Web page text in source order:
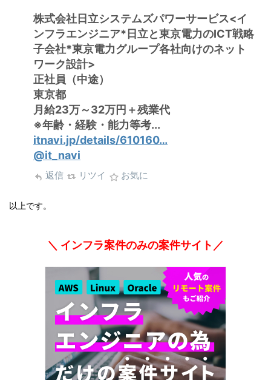
株式会社日立システムズパワーサービス<イ
ンフラエンジニア*日立と東京電力のICT戦略
子会社*東京電力グループ各社向けのネット
ワーク設計>
正社員（中途）
東京都
月給23万～32万円＋残業代
※年齢・経験・能力等考...
itnavi.jp/details/610160…
@it_navi
返信 リツイ お気に
以上です。
＼ インフラ案件のみの案件サイト／